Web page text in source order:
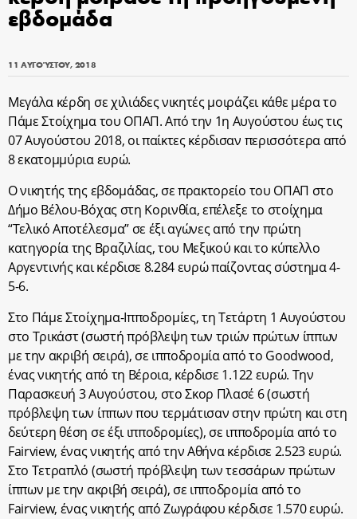
εβδομάδα
11 ΑΥΓΟΎΣΤΟΥ, 2018
Μεγάλα κέρδη σε χιλιάδες νικητές μοιράζει κάθε μέρα το
Πάμε Στοίχημα του ΟΠΑΠ. Από την 1η Αυγούστου έως τις
07 Αυγούστου 2018, οι παίκτες κέρδισαν περισσότερα από
8 εκατομμύρια ευρώ.
Ο νικητής της εβδομάδας, σε πρακτορείο του ΟΠΑΠ στο
Δήμο Βέλου-Βόχας στη Κορινθία, επέλεξε το στοίχημα
“Τελικό Αποτέλεσμα” σε έξι αγώνες από την πρώτη
κατηγορία της Βραζιλίας, του Μεξικού και το κύπελλο
Αργεντινής και κέρδισε 8.284 ευρώ παίζοντας σύστημα 4-
5-6.
Στο Πάμε Στοίχημα-Ιπποδρομίες, τη Τετάρτη 1 Αυγούστου
στο Τρικάστ (σωστή πρόβλεψη των τριών πρώτων ίππων
με την ακριβή σειρά), σε ιπποδρομία από το Goodwood,
ένας νικητής από τη Βέροια, κέρδισε 1.122 ευρώ. Την
Παρασκευή 3 Αυγούστου, στο Σκορ Πλασέ 6 (σωστή
πρόβλεψη των ίππων που τερμάτισαν στην πρώτη και στη
δεύτερη θέση σε έξι ιπποδρομίες), σε ιπποδρομία από το
Fairview, ένας νικητής από την Αθήνα κέρδισε 2.523 ευρώ.
Στο Τετραπλό (σωστή πρόβλεψη των τεσσάρων πρώτων
ίππων με την ακριβή σειρά), σε ιπποδρομία από το
Fairview, ένας νικητής από Ζωγράφου κέρδισε 1.570 ευρώ.